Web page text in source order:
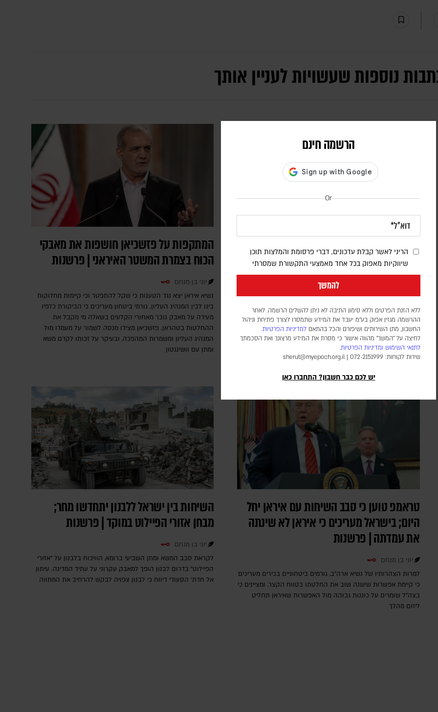
הרשמה חינם
Or
הריני לאשר קבלת עדכונים, דברי פרסומת והמלצות תוכן
שיווקיות מאפוק בכל אחד מאמצעי התקשורת שמסרתי
להמשך
ללא הזנת הפרטים וללא סימון התיבה לא ניתן להשלים הרשמה. לאחר
ההרשמה מגזין אפוק בע״מ יעבד את המידע שתמסרו לצורך פתיחת וניהול
החשבון, מתן השירותים ושיפורם והכל בהתאם למדיניות הפרטיות.
לחיצה על "המשך" מהווה אישור כי מסרת את המידע מרצונך ואת הסכמתך
לתנאי השימוש ומדיניות הפרטיות.
שירות לקוחות: 072-2151999 |
sherut@myepoch.org.il
יש לכם כבר חשבון? התחברו כאן
נוספות שעשויות לעניין אותך
המאמץ הסעודי למנוע מארה"ב להרחיב את
המערכה | פרשנות
גורמים מדיניים מעריכים כי החשש מנקמה איראנית ומהפיכת תשתיות
הנפט והאנרגיה של הממלכה למטרה מרכזית, מניע את יורש העצר
הסעודי לפעול מאחורי הקלעים למניעת הסלמה נוספת
המתקפות על פזשכיאן חושפות את מאבקי
הכוח בצמרת המשטר האיראני | פרשנות
יוני בן מנחם
נשיא איראן יצא נגד הטענות כי שקל להתפטר וכי קיימות מחלוקות
בינו לבין המנהיג העליון. גורמי ביטחון מעריכים כי הביקורת כלפיו
מעידה על מאבק גובר מאחורי הקלעים בשאלה מי מקבל את
ההחלטות בטהראן. פזשכיאן מצידו מנסה לשמור על מעמדו מול
המנהיג העליון ומשמרות המהפכה, ובעיקר על זכותו לקדם משא
ומתן עם וושינגטון
טראמפ טוען כי סבב השיחות עם איראן יחל
היום; בישראל מעריכים כי איראן לא שינתה
את עמדתה | פרשנות
יוני בן מנחם
למרות הצהרותיו של נשיא ארה"ב, גורמים ביטחוניים בכירים מעריכים
כי קיימת אפשרות שישנה שוב את החלטתו בטווח הקצר, ומציינים כי
בצה"ל שומרים על כוננות גבוהה מול האפשרות שאיראן תחליט
ליזום מהלך
השיחות בין ישראל ללבנון יתחדשו מחר;
מבחן אזורי הפיילוט במוקד | פרשנות
יוני בן מנחם
לקראת סבב המשא ומתן השביעי ברומא, הוויכוח בלבנון על "אזורי
הפיילוט" בדרום לבנון הופך למאבק עקרוני על עתיד המדינה. עיתון
אל חדת' הסעודי דיווח כי לבנון צפויה לבקש להרחיב את המתווה